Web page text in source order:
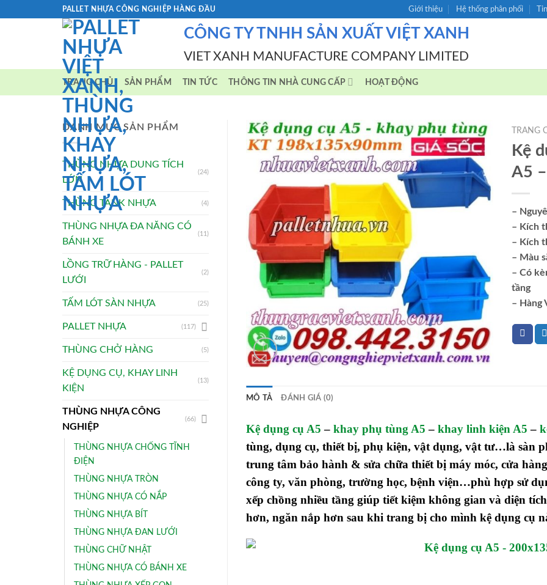
PALLET NHỰA CÔNG NGHIỆP HÀNG ĐẦU Giới thiệu Hệ thống phân phối
CÔNG TY TNHH SẢN XUẤT VIỆT XANH
VIET XANH MANUFACTURE COMPANY LIMITED
TRANG CHỦ SẢN PHẨM TIN TỨC THÔNG TIN NHÀ CUNG CẤP HOẠT ĐỘNG
DANH MỤC SẢN PHẨM
THÙNG NHỰA DUNG TÍCH
LỚN
(24)
THÙNG TANK NHỰA (4)
THÙNG NHỰA ĐA NĂNG CÓ
BÁNH XE
(11)
LỒNG TRỮ HÀNG - PALLET
LƯỚI
(2)
TẤM LÓT SÀN NHỰA (25)
PALLET NHỰA (117)
THÙNG CHỞ HÀNG (5)
KỆ DỤNG CỤ, KHAY LINH
KIỆN
(13)
THÙNG NHỰA CÔNG
NGHIỆP
(66)
THÙNG NHỰA CHỐNG TĨNH
ĐIỆN
THÙNG NHỰA TRÒN
THÙNG NHỰA CÓ NẮP
THÙNG NHỰA BÍT
THÙNG NHỰA ĐAN LƯỚI
THÙNG CHỮ NHẬT
THÙNG NHỰA CÓ BÁNH XE
TRANG
Kệ
A5
–
– Kích
– Kích
– Màu
– Có
tầng
– Hàng
MÔ TẢ ĐÁNH GIÁ (0)
Kệ dụng cụ A5 – khay phụ tùng A5 – khay linh kiện A5 –
tùng, dụng cụ, thiết bị, phụ kiện, vật dụng, vật tư…là sàn
trung tâm bảo hành & sửa chữa thiết bị máy móc, cửa
công ty, văn phòng, trường học, bệnh viện…phù hợp sử
xếp chồng nhiều tầng giúp tiết kiệm không gian và diện
hơn, ngăn nắp hơn sau khi trang bị cho mình kệ dụng cụ